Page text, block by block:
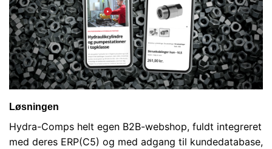
Løsningen
Hydra-Comps helt egen B2B-webshop, fuldt integreret
med deres ERP(C5) og med adgang til kundedatabase,